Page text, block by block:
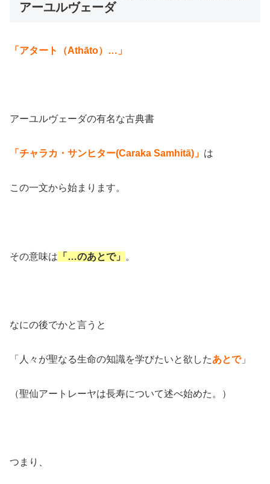
アーユルヴェーダ
「 アタート（Athāto） …」
アーユルヴェーダの有名な古典書
「チャラカ・サンヒター(Caraka Samhitā)」 は
この一文から始まります。
その意味は 「…のあとで」 。
なにの後でかと言うと
「人々が聖なる生命の知識を学びたいと欲したあとで」
（聖仙アートレーヤは長寿について述べ始めた。）
つまり、